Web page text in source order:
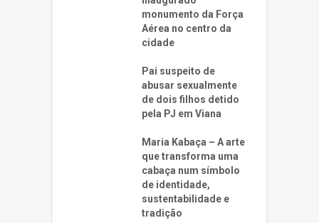
monumento da Força
Aérea no centro da
cidade
Pai suspeito de
abusar sexualmente
de dois filhos detido
pela PJ em Viana
Maria Kabaça – A arte
que transforma uma
cabaça num símbolo
de identidade,
sustentabilidade e
tradição